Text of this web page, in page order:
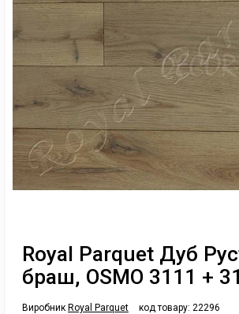
Royal Parquet Дуб
браш, OSMO 3111 +
Виробник Royal Parquet код товару: 22296